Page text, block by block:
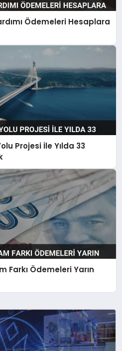
Ödemeleri Hesaplara
Projesi İle Yılda 33
Farkı Ödemeleri Yarın